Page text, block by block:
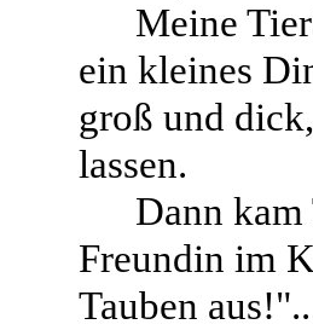
Meine
ein kleines
groß und
lassen.
Dann
Freundin im
Tauben